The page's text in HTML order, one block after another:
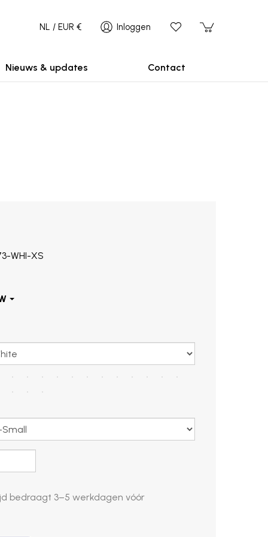
NL / EUR € Inloggen
Nieuws & updates Contact
WHI-XS
bedraagt 3–5 werkdagen vóór